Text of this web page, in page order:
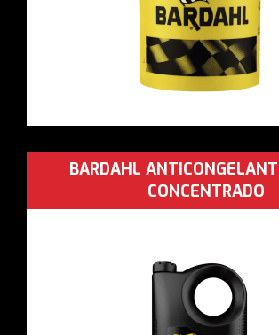
BARDAHL
CONCENTRADO